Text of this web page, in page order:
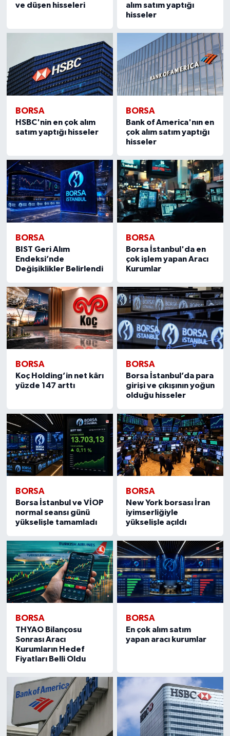
ve düşen hisseleri
alım satım yaptığı
hisseler
BORSA
HSBC'nin en çok alım
satım yaptığı hisseler
BORSA
Bank of America'nın en
çok alım satım yaptığı
hisseler
BORSA
BIST Geri Alım
Endeksi’nde
Değişiklikler Belirlendi
BORSA
Borsa İstanbul'da en
çok işlem yapan Aracı
Kurumlar
BORSA
Koç Holding’in net kârı
yüzde 147 arttı
BORSA
Borsa İstanbul’da para
girişi ve çıkışının yoğun
olduğu hisseler
BORSA
Borsa İstanbul ve VİOP
normal seansı günü
yükselişle tamamladı
BORSA
New York borsası İran
iyimserliğiyle
yükselişle açıldı
BORSA
THYAO Bilançosu
Sonrası Aracı
Kurumların Hedef
Fiyatları Belli Oldu
BORSA
En çok alım satım
yapan aracı kurumlar